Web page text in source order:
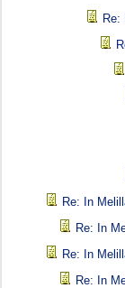
Re: In
Re: In
Re: In
Re: In